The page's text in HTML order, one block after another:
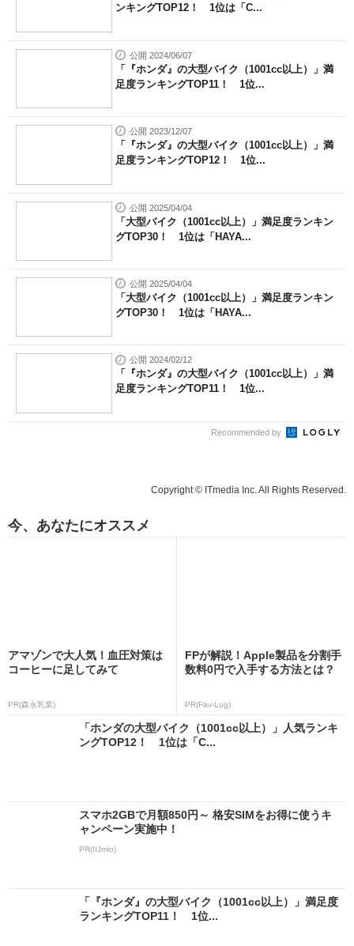
ンキングTOP12！ 1位は「C...
公開 2024/06/07
「『ホンダ』の大型バイク（1001cc以上）」満
足度ランキングTOP11！ 1位...
公開 2023/12/07
「『ホンダ』の大型バイク（1001cc以上）」満
足度ランキングTOP12！ 1位...
公開 2025/04/04
「大型バイク（1001cc以上）」満足度ランキン
グTOP30！ 1位は「HAYA...
公開 2025/04/04
「大型バイク（1001cc以上）」満足度ランキン
グTOP30！ 1位は「HAYA...
公開 2024/02/12
「『ホンダ』の大型バイク（1001cc以上）」満
足度ランキングTOP11！ 1位...
Recommended by
Copyright © ITmedia Inc. All Rights Reserved.
今、あなたにオススメ
アマゾンで大人気！血圧対策は
コーヒーに足してみて
PR(森永乳業)
FPが解説！Apple製品を分割手
数料0円で入手する方法とは？
PR(Fav-Log)
「ホンダの大型バイク（1001cc以上）」人気ランキ
ングTOP12！ 1位は「C...
スマホ2GBで月額850円～ 格安SIMをお得に使うキ
ャンペーン実施中！
PR(IIJmio)
「『ホンダ』の大型バイク（1001cc以上）」満足度
ランキングTOP11！ 1位...